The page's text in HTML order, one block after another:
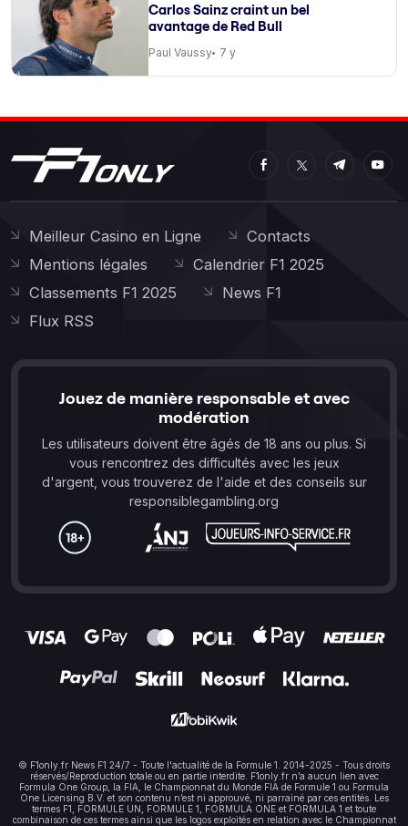
Carlos Sainz craint un bel
avantage de Red Bull
Paul Vaussy 7 y
Meilleur Casino en Ligne
Contacts
Mentions légales
Calendrier F1 2025
Classements F1 2025
News F1
Flux RSS
Jouez de manière responsable et avec
modération
Les utilisateurs doivent être âgés de 18 ans ou plus. Si
vous rencontrez des difficultés avec les jeux
d'argent, vous trouverez de l'aide et des conseils sur
responsiblegambling.org
© F1only.fr News F1 24/7 - Toute l'actualité de la Formule 1. 2014-2025 - Tous droits
réservés/Reproduction totale ou en partie interdite. F1only.fr n’a aucun lien avec
Formula One Group, la FIA, le Championnat du Monde FIA de Formule 1 ou Formula
One Licensing B.V. et son contenu n’est ni approuvé, ni parrainé par ces entités. Les
termes F1, FORMULE UN, FORMULE 1, FORMULA ONE et FORMULA 1 et toute
combinaison de ces termes ainsi que les logos exploités en relation avec le Championnat